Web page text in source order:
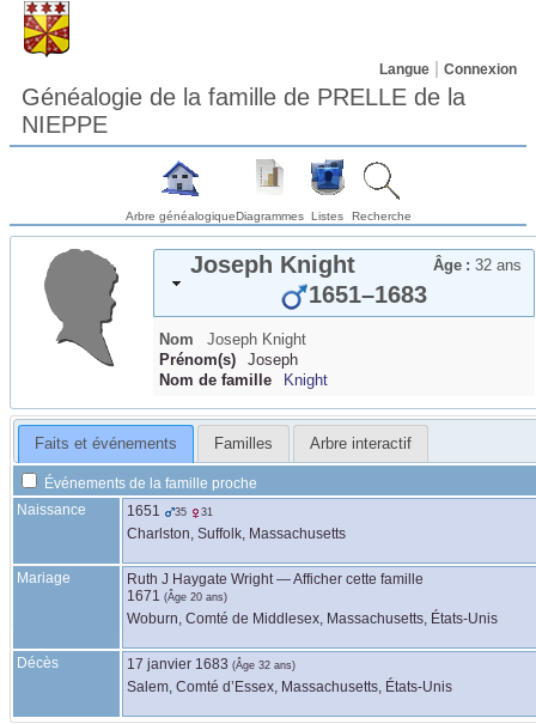
Langue Connexion
Généalogie de la famille de PRELLE de la
NIEPPE
Arbre généalogiqueDiagrammes Listes Recherche
Joseph Knight Âge : 32 ans
1651–1683
Nom Joseph Knight
Prénom(s)
Joseph
Nom de famille
Knight
Faits et événements Familles Arbre interactif
Événements de la famille proche
Naissance
1651 35 31
Charlston, Suffolk, Massachusetts
Mariage Ruth J Haygate Wright—Afficher cette famille
1671 (Âge 20 ans)
Woburn, Comté de Middlesex, Massachusetts, États-Unis
Décès 17 janvier 1683 (Âge 32 ans)
Salem, Comté d’Essex, Massachusetts, États-Unis